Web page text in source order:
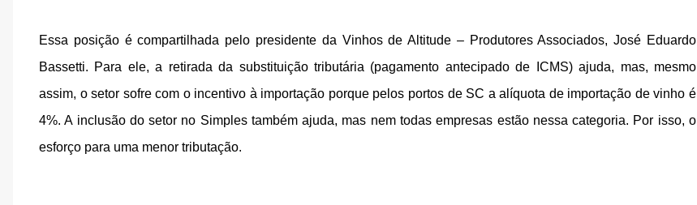
Essa posição é compartilhada pelo presidente da Vinhos de Altitude – Produtores Associados, José Eduardo
Bassetti. Para ele, a retirada da substituição tributária (pagamento antecipado de ICMS) ajuda, mas, mesmo
assim, o setor sofre com o incentivo à importação porque pelos portos de SC a alíquota de importação de vinho é
4%. A inclusão do setor no Simples também ajuda, mas nem todas empresas estão nessa categoria. Por isso, o
esforço para uma menor tributação.